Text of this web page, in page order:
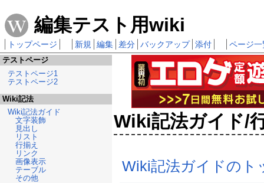
編集テスト用wiki
トップページ 新規 編集 差分 バックアップ 添付 ページ一
Wiki記法ガイド/
Wiki記法ガイドのト
テストページ
テストページ1
テストページ2
Wiki記法
Wiki記法ガイド
文字装飾
見出し
リスト
行揃え
リンク
画像表示
テーブル
その他